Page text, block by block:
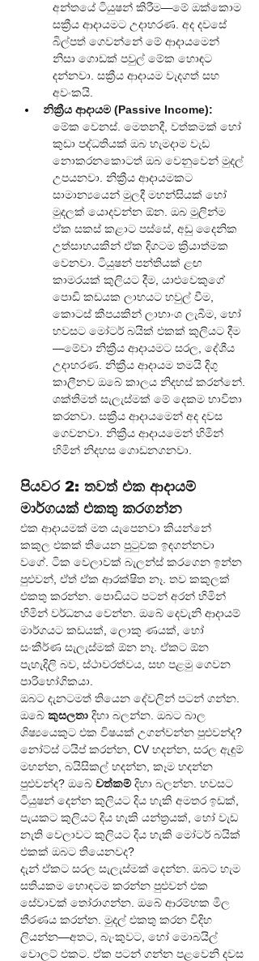
අන්තයේ ටියුෂන් කිරීම—මේ ඔක්කොම
සක්‍රීය ආදායමට උදාහරණ. අද දවසේ
බිල්පත් ගෙවන්නේ මේ ආදායමෙන්
නිසා ගොඩක් පවුල් මේක හොඳට
දන්නවා. සක්‍රීය ආදායම වැදගත් සහ
අවංකයි.
නික්‍රීය ආදායම (Passive Income):
මේක වෙනස්. මෙතනදී, වත්කමක් හෝ
කුඩා පද්ධතියක් ඔබ හැමදාම වැඩ
නොකරනකොටත් ඔබ වෙනුවෙන් මුදල්
උපයනවා. නික්‍රීය ආදායමකට
සාමාන්‍යයෙන් මුලදී මහන්සියක් හෝ
මුදලක් යොදවන්න ඕන. ඔබ මුලින්ම
ඒක සකස් කළාට පස්සේ, අඩු දෛනික
උත්සාහයකින් ඒක දිගටම ක්‍රියාත්මක
වෙනවා. ටියුෂන් පන්තියක් ළඟ
කාමරයක් කුලියට දීම, යාළුවෙකුගේ
පොඩි කඩයක ලාභයට හවුල් වීම,
කොටස් කීපයකින් ලාභාංශ ලැබීම, හෝ
හවසට මෝටර් බයික් එකක් කුලියට දීම
—මේවා නික්‍රීය ආදායමට සරල, දේශීය
උදාහරණ. නික්‍රීය ආදායම තමයි දිගු
කාලීනව ඔබේ කාලය නිදහස් කරන්නේ.
ශක්තිමත් සැලැස්මක් මේ දෙකම භාවිතා
කරනවා. සක්‍රීය ආදායමෙන් අද දවස
ගෙවනවා. නික්‍රීය ආදායමෙන් හිමින්
හිමින් නිදහස ගොඩනගනවා.
පියවර 2: තවත් එක ආදායම්
මාර්ගයක් එකතු කරගන්න
එක ආදායමක් මත යැපෙනවා කියන්නේ
කකුල එකක් තියෙන පුටුවක ඉඳගන්නවා
වගේ. ටික වෙලාවක් බැලන්ස් කරගෙන ඉන්න
පුළුවන්, ඒත් ඒක ආරක්ෂිත නෑ. තව කකුලක්
එකතු කරන්න. පොඩියට පටන් අරන් හිමින්
හිමින් වර්ධනය වෙන්න. ඔබේ දෙවැනි ආදායම්
මාර්ගයට කඩයක්, ලොකු ණයක්, හෝ
සංකීර්ණ සැලැස්මක් ඕන නෑ. ඒකට ඕන
පැහැදිලි බව, ස්ථාවරත්වය, සහ පළමු ගෙවන
පාරිභෝගිකයා.
ඔබට දැනටමත් තියෙන දේවලින් පටන් ගන්න.
ඔබේ කුසලතා දිහා බලන්න. ඔබට බාල
ශිෂ්‍යයෙකුට එක විෂයක් උගන්වන්න පුළුවන්ද?
නෝට්ස් ටයිප් කරන්න, CV හදන්න, සරල ඇඳුම්
මහන්න, බයිසිකල් හදන්න, කෑම හදන්න
පුළුවන්ද? ඔබේ වත්කම් දිහා බලන්න. හවසට
ටියුෂන් දෙන්න කුලියට දිය හැකි අමතර ඉඩක්,
පැයකට කුලියට දිය හැකි යන්ත්‍රයක්, හෝ වැඩ
නැති වෙලාවට කුලියට දිය හැකි මෝටර් බයික්
එකක් ඔබට තියෙනවද?
දැන් ඒකට සරල සැලැස්මක් දෙන්න. ඔබට හැම
සතියකම හොඳටම කරන්න පුළුවන් එක
සේවාවක් තෝරාගන්න. ඔබේ ආරම්භක මිල
තීරණය කරන්න. මුදල් එකතු කරන විදිහ
ලියන්න—අතට, බැංකුවට, හෝ මොබයිල්
වොලට් එකට. ඒක පටන් ගන්න පළවෙනි දවස